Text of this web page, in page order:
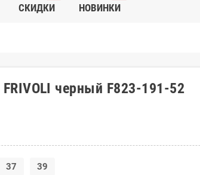
СКИДКИ НОВИНКИ
черный F823-191-52
37 39